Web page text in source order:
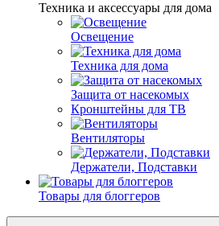
Техника и аксессуары для дома
Освещение
Техника для дома
Защита от насекомых
Кронштейны для ТВ
Вентиляторы
Держатели, Подставки
Товары для блоггеров